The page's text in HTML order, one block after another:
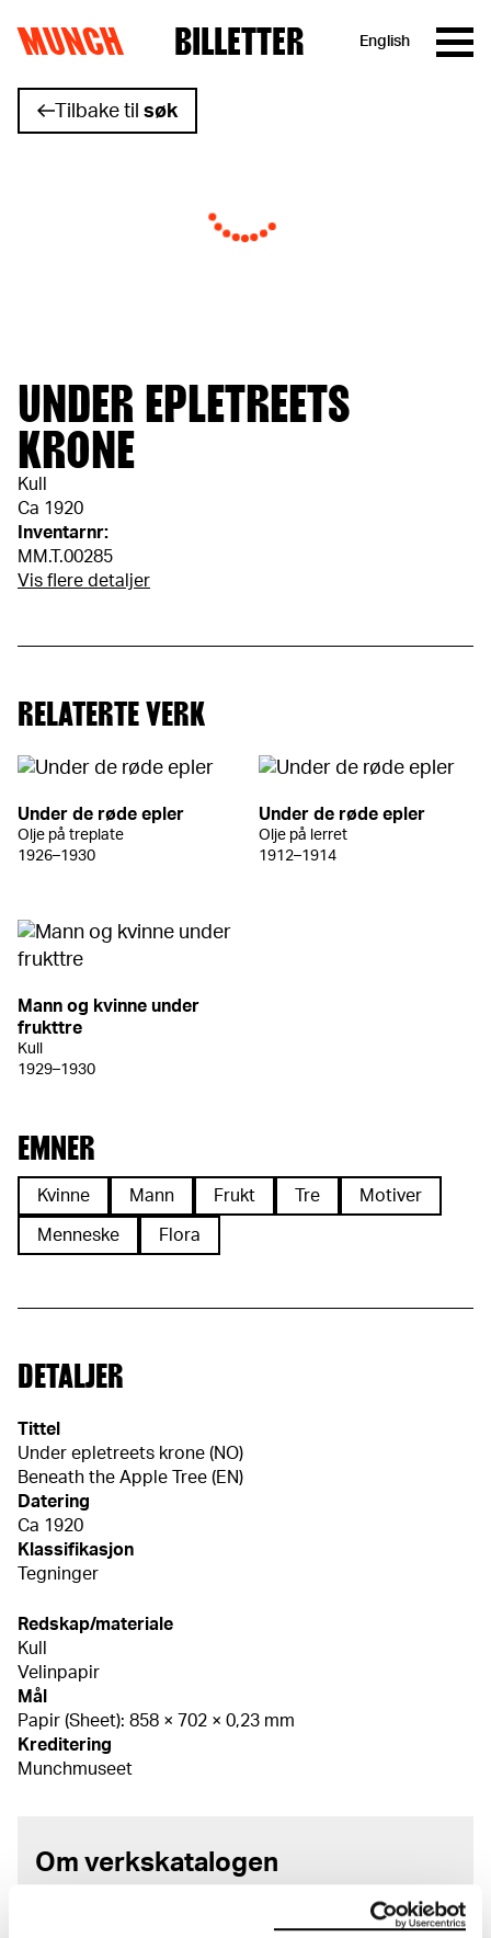
Hopp til innhold
MUNCH BILLETTER English
Tilbake til søk
UNDER EPLETREETS
KRONE
Kull
Ca 1920
Inventarnr:
MM.T.00285
Vis flere detaljer
RELATERTE VERK
Under de røde epler
Olje på treplate
1926–1930
Under de røde epler
Olje på lerret
1912–1914
Mann og kvinne under
frukttre
Kull
1929–1930
EMNER
Kvinne Mann Frukt Tre Motiver
Menneske Flora
DETALJER
Tittel
Under epletreets krone (NO)
Beneath the Apple Tree (EN)
Datering
Ca 1920
Klassifikasjon
Tegninger
Redskap/materiale
Kull
Velinpapir
Mål
Papir (Sheet): 858 × 702 × 0,23 mm
Kreditering
Munchmuseet
Om verkskatalogen
I verkskatalogen kan du søke i hele Edvard Munchs